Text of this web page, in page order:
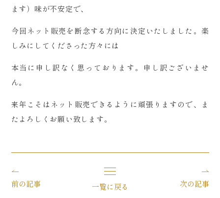
ます）味が不安定で、
今回ネット販売を断念する方向に決定いたしました。楽
しみにしてくださった方々には
本当に申し訳なく思っております。申し訳ございませ
ん。
来年こそはネット販売できるように頑張りますので、ま
たよろしくお願い致します。
前の記事 一覧に戻る 次の記事